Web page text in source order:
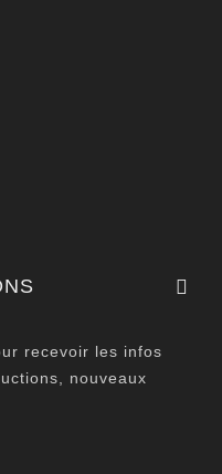
recevoir les infos
nouveaux